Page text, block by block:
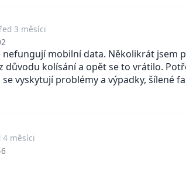
3 měsíci
nefungují mobilní data. Několikrát jsem
důvodu kolísání a opět se to vrátilo.
vyskytují problémy a výpadky, šílené
4 měsíci